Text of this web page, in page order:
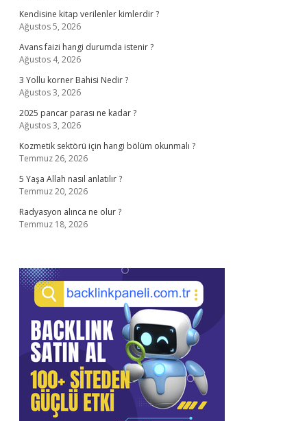
Kendisine kitap verilenler kimlerdir ?
Ağustos 5, 2026
Avans faizi hangi durumda istenir ?
Ağustos 4, 2026
3 Yollu korner Bahisi Nedir ?
Ağustos 3, 2026
2025 pancar parası ne kadar ?
Ağustos 3, 2026
Kozmetik sektörü için hangi bölüm okunmalı ?
Temmuz 26, 2026
5 Yaşa Allah nasıl anlatılır ?
Temmuz 20, 2026
Radyasyon alınca ne olur ?
Temmuz 18, 2026